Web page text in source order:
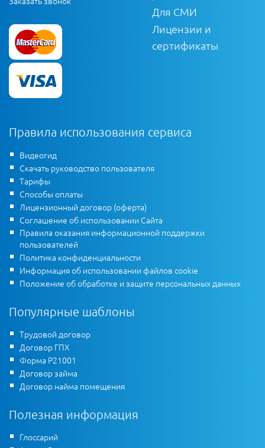
Для СМИ
Лицензии и
сертификаты
Правила использования сервиса
Видеогид
Скачать руководство пользователя
Тарифы
Способы оплаты
Лицензионный договор (оферта)
Соглашение об использовании Сайта
Правила оказания информационной поддержки
пользователей
Политика конфиденциальности
Информация об использовании файлов cookie
Положение об обработке и защите персональных данных
Популярные шаблоны
Трудовой договор
Договор ГПХ
Форма Р21001
Договор займа
Договор найма помещения
Полезная информация
Глоссарий